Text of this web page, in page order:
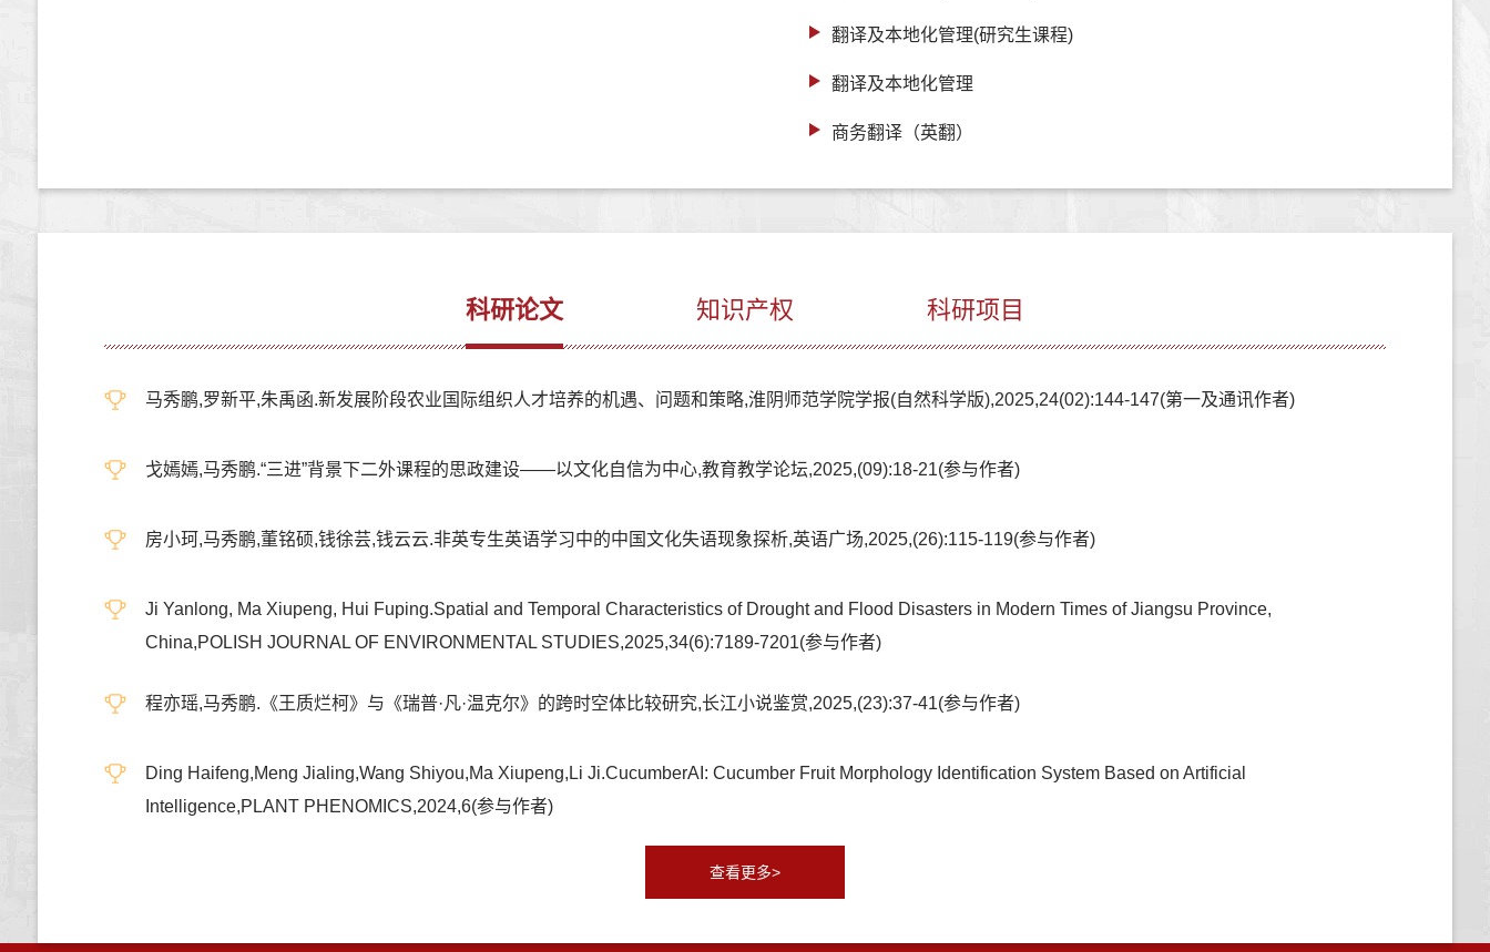
翻译及本地化管理(研究生课程)
翻译及本地化管理
商务翻译（英翻）
科研论文 知识产权 科研项目
马秀鹏,罗新平,朱禹函.新发展阶段农业国际组织人才培养的机遇、问题和策略,淮阴师范学院学报(自然科学版),2025,24(02):144-147(第一及通讯作者)
戈嫣嫣,马秀鹏.“三进”背景下二外课程的思政建设——以文化自信为中心,教育教学论坛,2025,(09):18-21(参与作者)
房小珂,马秀鹏,董铭硕,钱徐芸,钱云云.非英专生英语学习中的中国文化失语现象探析,英语广场,2025,(26):115-119(参与作者)
Ji Yanlong, Ma Xiupeng, Hui Fuping.Spatial and Temporal Characteristics of Drought and Flood Disasters in Modern Times of Jiangsu Province,
China,POLISH JOURNAL OF ENVIRONMENTAL STUDIES,2025,34(6):7189-7201(参与作者)
程亦瑶,马秀鹏.《王质烂柯》与《瑞普·凡·温克尔》的跨时空体比较研究,长江小说鉴赏,2025,(23):37-41(参与作者)
Ding Haifeng,Meng Jialing,Wang Shiyou,Ma Xiupeng,Li Ji.CucumberAI: Cucumber Fruit Morphology Identification System Based on Artificial
Intelligence,PLANT PHENOMICS,2024,6(参与作者)
查看更多>